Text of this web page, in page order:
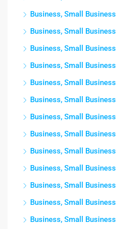
Business, Small Business
Business, Small Business
Business, Small Business
Business, Small Business
Business, Small Business
Business, Small Business
Business, Small Business
Business, Small Business
Business, Small Business
Business, Small Business
Business, Small Business
Business, Small Business
Business, Small Business